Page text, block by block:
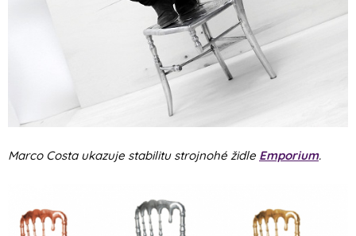
Marco Costa ukazuje stabilitu strojnohé židle Emporium.